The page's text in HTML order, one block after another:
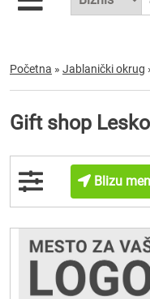
Početna » Jablanički okrug
Gift shop
Blizu